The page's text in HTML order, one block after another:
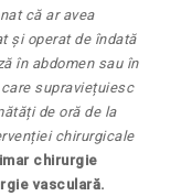
că ar avea
și operat de îndată
în abdomen sau în
supraviețuiesc
de oră de la
chirurgicale
chirurgie
vasculară.